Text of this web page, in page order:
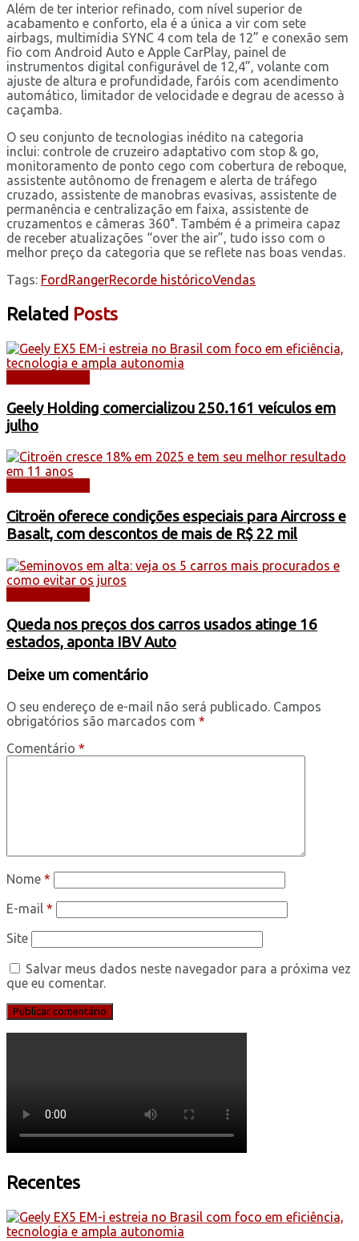
Além de ter interior refinado, com nível superior de
acabamento e conforto, ela é a única a vir com sete
airbags, multimídia SYNC 4 com tela de 12” e conexão sem
fio com Android Auto e Apple CarPlay, painel de
instrumentos digital configurável de 12,4”, volante com
ajuste de altura e profundidade, faróis com acendimento
automático, limitador de velocidade e degrau de acesso à
caçamba.
O seu conjunto de tecnologias inédito na categoria
inclui: controle de cruzeiro adaptativo com stop & go,
monitoramento de ponto cego com cobertura de reboque,
assistente autônomo de frenagem e alerta de tráfego
cruzado, assistente de manobras evasivas, assistente de
permanência e centralização em faixa, assistente de
cruzamentos e câmeras 360°. Também é a primeira capaz
de receber atualizações “over the air”, tudo isso com o
melhor preço da categoria que se reflete nas boas vendas.
Tags: Ford RangerRecorde históricoVendas
Related Posts
Geely Holding comercializou 250.161 veículos em
julho
Citroën oferece condições especiais para Aircross e
Basalt, com descontos de mais de R$ 22 mil
Queda nos preços dos carros usados atinge 16
estados, aponta IBV Auto
Deixe um comentário
O seu endereço de e-mail não será publicado. Campos
obrigatórios são marcados com *
Comentário *
Nome *
E-mail *
Site
Salvar meus dados neste navegador para a próxima vez
que eu comentar.
Recentes